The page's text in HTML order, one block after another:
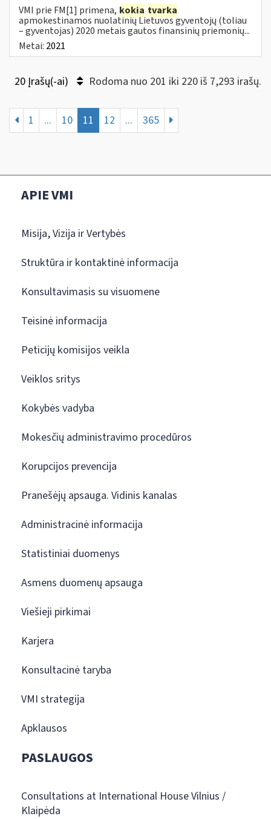
VMI prie FM[1] primena, kokia tvarka
apmokestinamos nuolatinių Lietuvos gyventojų (toliau
– gyventojas) 2020 metais gautos finansinių priemonių...
Metai: 2021
20 Įrašų(-ai) Rodoma nuo 201 iki 220 iš 7,293 irašų.
1 ... 10 11 12 ... 365
APIE VMI
Misija, Vizija ir Vertybės
Struktūra ir kontaktinė informacija
Konsultavimasis su visuomene
Teisinė informacija
Peticijų komisijos veikla
Veiklos sritys
Kokybės vadyba
Mokesčių administravimo procedūros
Korupcijos prevencija
Pranešėjų apsauga. Vidinis kanalas
Administracinė informacija
Statistiniai duomenys
Asmens duomenų apsauga
Viešieji pirkimai
Karjera
Konsultacinė taryba
VMI strategija
Apklausos
PASLAUGOS
Consultations at International House Vilnius /
Klaipėda